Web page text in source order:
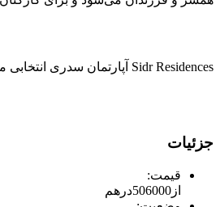
Sidr Residences آپارتمان سدری انتخابی مناسب برای زندگی آینده‌نگرانه و سرمایه‌گذاری مطمئن در دبی است.
جزئیات
قیمت:
از 506000درهم